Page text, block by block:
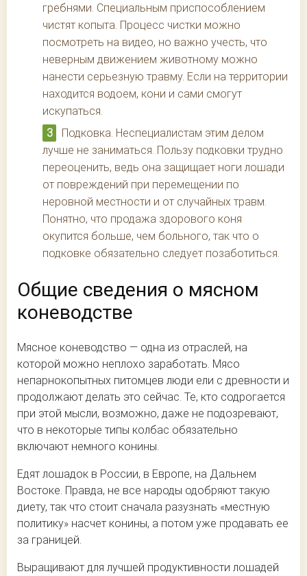
гребнями. Специальным приспособлением
чистят копыта. Процесс чистки можно
посмотреть на видео, но важно учесть, что
неверным движением животному можно
нанести серьезную травму. Если на территории
находится водоем, кони и сами смогут
искупаться.
Подковка. Неспециалистам этим делом
лучше не заниматься. Пользу подковки трудно
переоценить, ведь она защищает ноги лошади
от повреждений при перемещении по
неровной местности и от случайных травм.
Понятно, что продажа здорового коня
окупится больше, чем больного, так что о
подковке обязательно следует позаботиться.
Общие сведения о мясном
коневодстве
Мясное коневодство — одна из отраслей, на
которой можно неплохо заработать. Мясо
непарнокопытных питомцев люди ели с древности и
продолжают делать это сейчас. Те, кто содрогается
при этой мысли, возможно, даже не подозревают,
что в некоторые типы колбас обязательно
включают немного конины.
Едят лошадок в России, в Европе, на Дальнем
Востоке. Правда, не все народы одобряют такую
диету, так что стоит сначала разузнать «местную
политику» насчет конины, а потом уже продавать ее
за границей.
Выращивают для лучшей продуктивности лошадей